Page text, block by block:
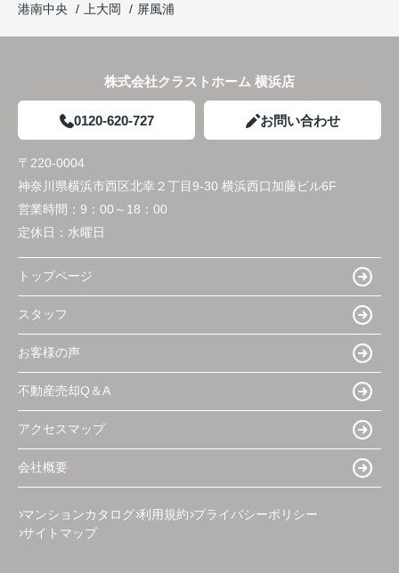
港南中央
上大岡 屏風浦
株式会社クラストホーム 横浜店
0120-620-727 お問い合わせ
〒220-0004
神奈川県横浜市西区北幸２丁目9-30 横浜西口加藤ビル6F
営業時間： 9：00～18：00
定休日： 水曜日
トップページ
スタッフ
お客様の声
不動産売却Q＆A
アクセスマップ
会社概要
マンションカタログ 利用規約 プライバシーポリシー
サイトマップ